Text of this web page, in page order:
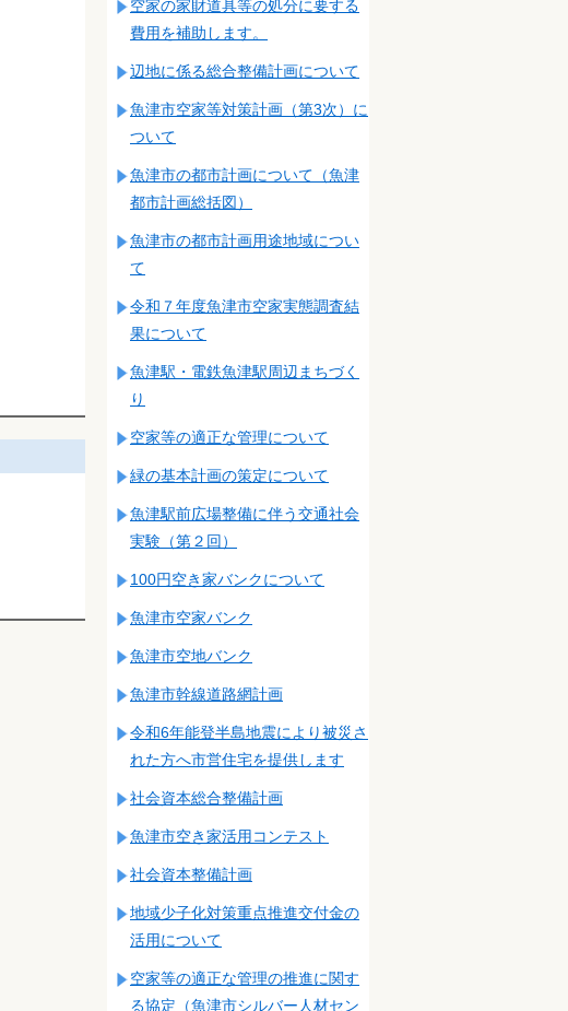
空家の家財道具等の処分に要する
費用を補助します。
辺地に係る総合整備計画について
魚津市空家等対策計画（第3次）に
ついて
魚津市の都市計画について（魚津
都市計画総括図）
魚津市の都市計画用途地域につい
て
令和７年度魚津市空家実態調査結
果について
魚津駅・電鉄魚津駅周辺まちづく
り
空家等の適正な管理について
緑の基本計画の策定について
魚津駅前広場整備に伴う交通社会
実験（第２回）
100円空き家バンクについて
魚津市空家バンク
魚津市空地バンク
魚津市幹線道路網計画
令和6年能登半島地震により被災さ
れた方へ市営住宅を提供します
社会資本総合整備計画
魚津市空き家活用コンテスト
社会資本整備計画
地域少子化対策重点推進交付金の
活用について
空家等の適正な管理の推進に関す
る協定（魚津市シルバー人材セン